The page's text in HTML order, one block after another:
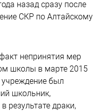
назад сразу после
СКР по Алтайскому
непринятия мер
школы в марте 2015
учреждение был
школьник,
результате драки,